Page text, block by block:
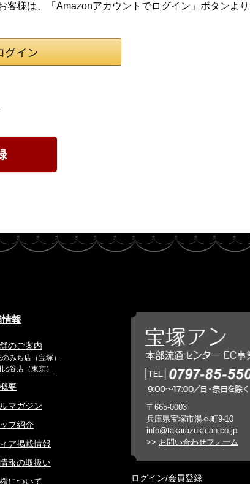
様は、「Amazonアカウントでログイン」ボタンよ
情報
のご案内
のみち店（宝塚）
比谷店（東京）
要
マガジン
フ紹介
ア掲載情報
報の取扱い
について
〒665-0003
兵庫県宝塚市湯本町9-10
info@takarazuka-an.co.jp
>> お問い合わせフォーム
ログイン/会員登録